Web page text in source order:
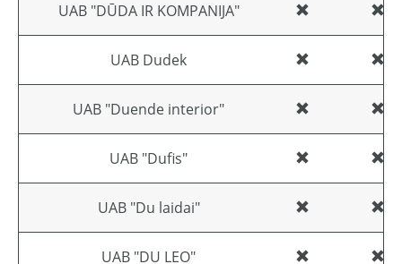
UAB "DŪDA IR KOMPANIJA"
UAB Dudek
UAB "Duende interior"
UAB "Dufis"
UAB "Du laidai"
UAB "DU LEO"